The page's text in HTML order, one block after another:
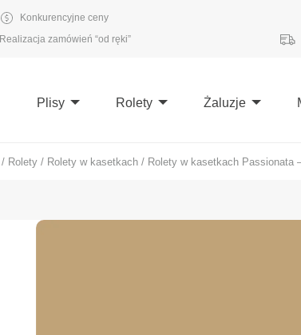
Konkurencyjne ceny
Realizacja zamówień “od ręki”
Plisy Rolety Żaluzje
/ Rolety / Rolety w kasetkach / Rolety w kasetkach Passionata